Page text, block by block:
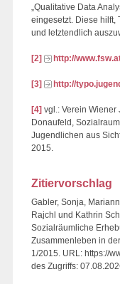
„Qualitative Data
eingesetzt. Diese hilft,
und letztendlich
[2] http://
[3] http://
[4] vgl.: Verein
Donaufeld,
Jugendlichen aus
2015.
Zitiervorschlag
Gabler, Sonja,
Rajchl und Kathrin
Sozialräumliche
Zusammenleben in
1/2015. URL: https://
des Zugriffs: